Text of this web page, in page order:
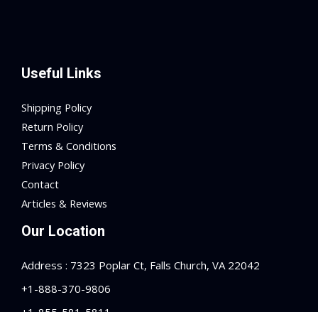
Useful Links
Shipping Policy
Return Policy
Terms & Conditions
Privacy Policy
Contact
Articles & Reviews
Our Location
Address : 7323 Poplar Ct, Falls Church, VA 22042
+1-888-370-9806